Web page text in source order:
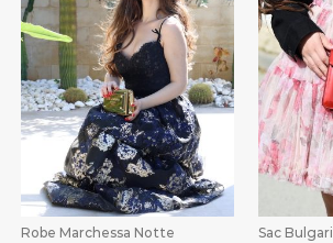
Robe Marchessa Notte
Sac Bulgari